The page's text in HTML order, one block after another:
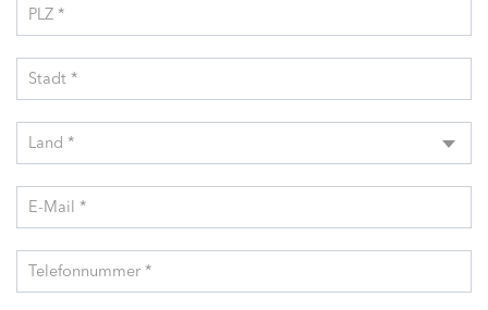
PLZ *
Stadt *
Land *
E-Mail *
Telefonnummer *